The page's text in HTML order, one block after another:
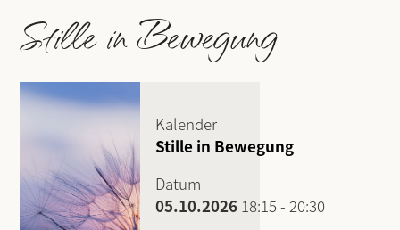
Stille in Bewegung
Kalender
Stille in Bewegung
Datum
05.10.2026 18:15 - 20:30